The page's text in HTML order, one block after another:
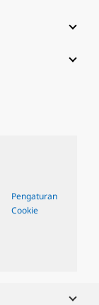
Pengaturan
Cookie